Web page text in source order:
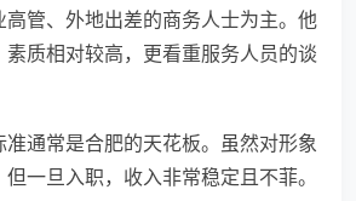
高管、外地出差的商务人士为主。他
质相对较高，更看重服务人员的谈
准通常是合肥的天花板。虽然对形象
一旦入职，收入非常稳定且不菲。